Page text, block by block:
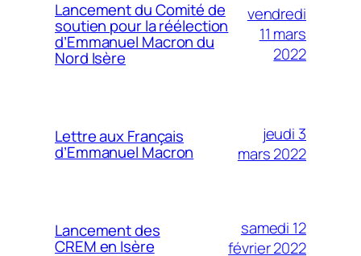
Lancement du Comité de
soutien pour la réélection
d’Emmanuel Macron du
Nord Isère
vendredi
11 mars
2022
Lettre aux Français
d’Emmanuel Macron
jeudi 3
mars 2022
Lancement des
CREM en Isère
samedi 12
février 2022